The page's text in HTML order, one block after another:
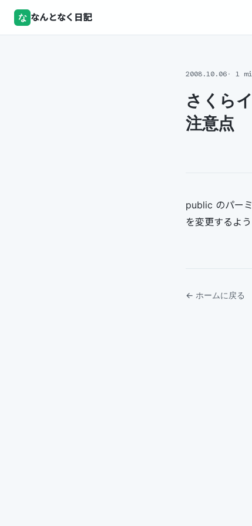
な なんとなく日記
2008.10.06 1
さくら
注意点
public のパー
を変更するよ
← ホームに戻る